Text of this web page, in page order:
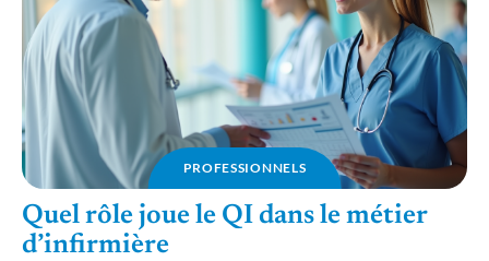
PROFESSIONNELS
Quel rôle joue le QI dans le métier
d’infirmière